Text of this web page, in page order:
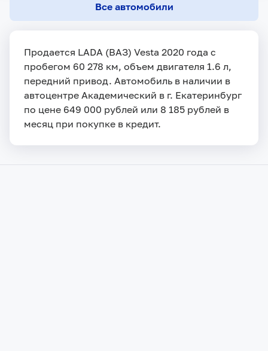
Все автомобили
Продается LADA (ВАЗ) Vesta 2020 года с
пробегом 60 278 км, объем двигателя 1.6 л,
передний привод. Автомобиль в наличии в
автоцентре Академический в г. Екатеринбург
по цене 649 000 рублей или 8 185 рублей в
месяц при покупке в кредит.